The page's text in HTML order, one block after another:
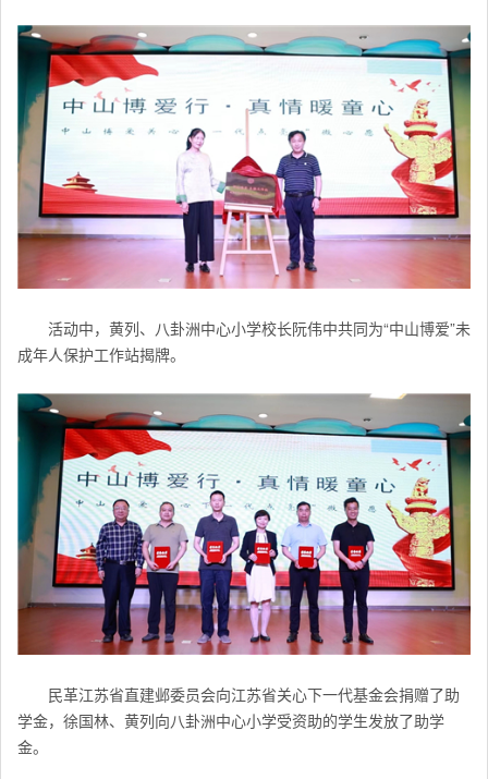
活动中，黄列、八卦洲中心小学校长阮伟中共同为“中山博爱”未
成年人保护工作站揭牌。
民革江苏省直建邺委员会向江苏省关心下一代基金会捐赠了助
学金，徐国林、黄列向八卦洲中心小学受资助的学生发放了助学
金。